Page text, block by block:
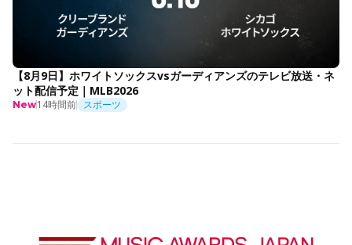
【8月9日】ホワイトソックスvsガーディアンズのテレビ放送・ネ
ット配信予定｜MLB2026
New14時間前 スポーツ